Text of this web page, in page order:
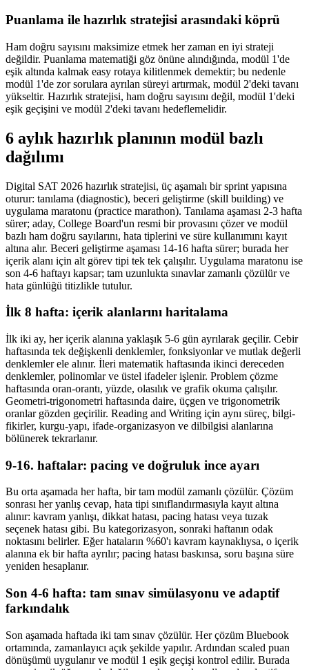
Puanlama ile hazırlık stratejisi arasındaki köprü
Ham doğru sayısını maksimize etmek her zaman en iyi strateji
değildir. Puanlama matematiği göz önüne alındığında, modül 1'de
eşik altında kalmak easy rotaya kilitlenmek demektir; bu nedenle
modül 1'de zor sorulara ayrılan süreyi artırmak, modül 2'deki tavanı
yükseltir. Hazırlık stratejisi, ham doğru sayısını değil, modül 1'deki
eşik geçişini ve modül 2'deki tavanı hedeflemelidir.
6 aylık hazırlık planının modül bazlı
dağılımı
Digital SAT 2026 hazırlık stratejisi, üç aşamalı bir sprint yapısına
oturur: tanılama (diagnostic), beceri geliştirme (skill building) ve
uygulama maratonu (practice marathon). Tanılama aşaması 2-3 hafta
sürer; aday, College Board'un resmi bir provasını çözer ve modül
bazlı ham doğru sayılarını, hata tiplerini ve süre kullanımını kayıt
altına alır. Beceri geliştirme aşaması 14-16 hafta sürer; burada her
içerik alanı için alt görev tipi tek tek çalışılır. Uygulama maratonu ise
son 4-6 haftayı kapsar; tam uzunlukta sınavlar zamanlı çözülür ve
hata günlüğü titizlikle tutulur.
İlk 8 hafta: içerik alanlarını haritalama
İlk iki ay, her içerik alanına yaklaşık 5-6 gün ayrılarak geçilir. Cebir
haftasında tek değişkenli denklemler, fonksiyonlar ve mutlak değerli
denklemler ele alınır. İleri matematik haftasında ikinci dereceden
denklemler, polinomlar ve üstel ifadeler işlenir. Problem çözme
haftasında oran-orantı, yüzde, olasılık ve grafik okuma çalışılır.
Geometri-trigonometri haftasında daire, üçgen ve trigonometrik
oranlar gözden geçirilir. Reading and Writing için aynı süreç, bilgi-
fikirler, kurgu-yapı, ifade-organizasyon ve dilbilgisi alanlarına
bölünerek tekrarlanır.
9-16. haftalar: pacing ve doğruluk ince ayarı
Bu orta aşamada her hafta, bir tam modül zamanlı çözülür. Çözüm
sonrası her yanlış cevap, hata tipi sınıflandırmasıyla kayıt altına
alınır: kavram yanlışı, dikkat hatası, pacing hatası veya tuzak
seçenek hatası gibi. Bu kategorizasyon, sonraki haftanın odak
noktasını belirler. Eğer hataların %60'ı kavram kaynaklıysa, o içerik
alanına ek bir hafta ayrılır; pacing hatası baskınsa, soru başına süre
yeniden hesaplanır.
Son 4-6 hafta: tam sınav simülasyonu ve adaptif
farkındalık
Son aşamada haftada iki tam sınav çözülür. Her çözüm Bluebook
ortamında, zamanlayıcı açık şekilde yapılır. Ardından scaled puan
dönüşümü uygulanır ve modül 1 eşik geçişi kontrol edilir. Burada